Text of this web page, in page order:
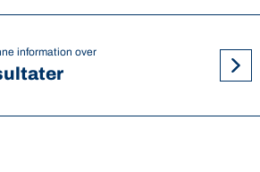
information over